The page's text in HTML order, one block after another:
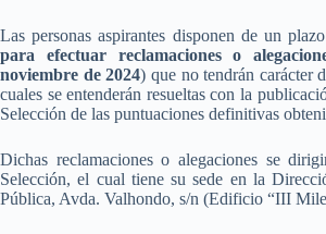
Las personas aspirantes disponen de un
para efectuar reclamaciones o
noviembre de 2024) que no tendrán carácter
cuales se entenderán resueltas con la
Selección de las puntuaciones definitivas
Dichas reclamaciones o alegaciones se
Selección, el cual tiene su sede en la
Pública, Avda. Valhondo, s/n (Edificio “III